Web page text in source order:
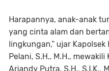
Harapannya, anak-anak
yang cinta alam dan
lingkungan,” ujar Kapolsek
Pelani, S.H., M.H., mewakili
Ariandy Putra, S.H., S.I.K.,